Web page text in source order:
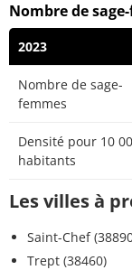
Nombre de
2023
Nombre de sage-
femmes
Densité pour 10
habitants
Les villes à
Saint-Chef
Trept (38460)